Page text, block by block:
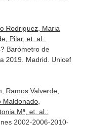
Rodriguez, Maria
Pilar, et. al.:
Barómetro de
2019. Madrid. Unicef
Ramos Valverde,
Mª, et. al.:
2002-2006-2010-